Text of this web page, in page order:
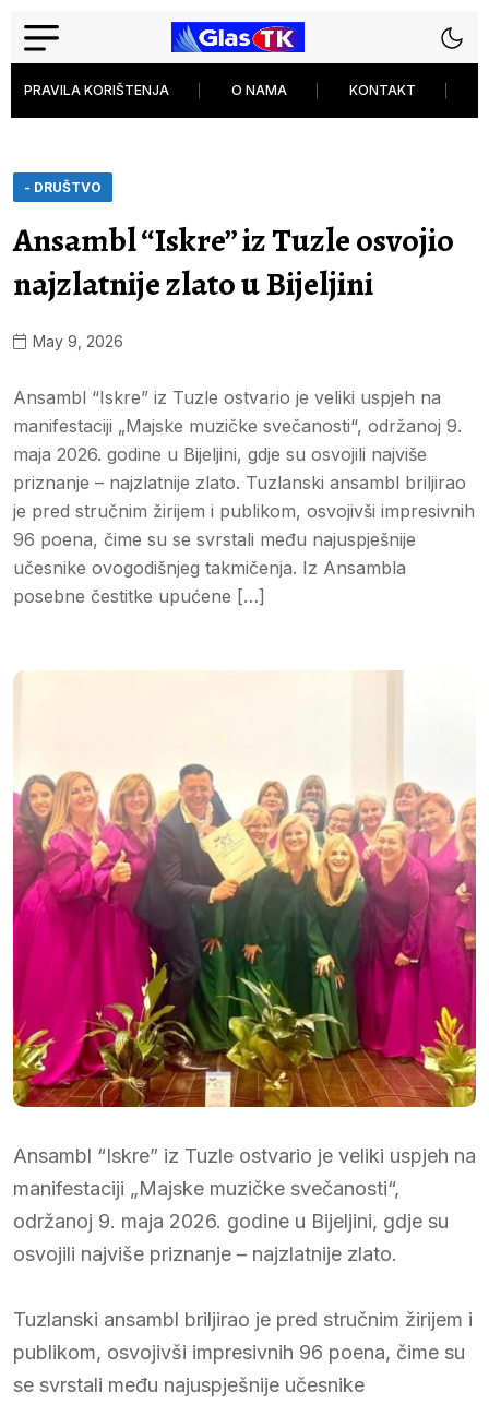
PRAVILA KORIŠTENJA O NAMA KONTAKT
- DRUŠTVO
Ansambl “Iskre” iz Tuzle osvojio
najzlatnije zlato u Bijeljini
May 9, 2026
Ansambl “Iskre” iz Tuzle ostvario je veliki uspjeh na
manifestaciji „Majske muzičke svečanosti“, održanoj 9.
maja 2026. godine u Bijeljini, gdje su osvojili najviše
priznanje – najzlatnije zlato. Tuzlanski ansambl briljirao
je pred stručnim žirijem i publikom, osvojivši impresivnih
96 poena, čime su se svrstali među najuspješnije
učesnike ovogodišnjeg takmičenja. Iz Ansambla
posebne čestitke upućene […]
Ansambl “Iskre” iz Tuzle ostvario je veliki uspjeh na
manifestaciji „Majske muzičke svečanosti“,
održanoj 9. maja 2026. godine u Bijeljini, gdje su
osvojili najviše priznanje – najzlatnije zlato.
Tuzlanski ansambl briljirao je pred stručnim žirijem i
publikom, osvojivši impresivnih 96 poena, čime su
se svrstali među najuspješnije učesnike